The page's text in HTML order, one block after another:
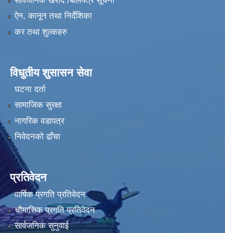
ऐन, कानून तथा निर्देशिका
कर तथा शुल्कहरु
विधुतीय शुसासन सेवा
घटना दर्ता
सामाजिक सुरक्षा
नागरिक वडापत्र
निवेदनको ढाँचा
प्रतिवेदन
वार्षिक प्रगति प्रतिवेदन
चौमासिक प्रगति प्रतिवेदन
सार्वजनिक सुनुवाई